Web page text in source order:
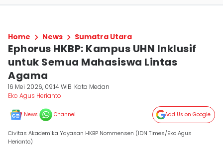
Home News Sumatra Utara
Ephorus HKBP: Kampus UHN Inklusif
untuk Semua Mahasiswa Lintas
Agama
16 Mei 2026, 09:14 WIB Kota Medan
Eko Agus Herianto
News Channel Add Us on Google
Civitas Akademika Yayasan HKBP Nommensen (IDN Times/Eko Agus
Herianto)